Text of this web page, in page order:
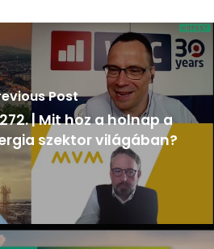
Post
| Mit hoz a holnap a
szektor világában?